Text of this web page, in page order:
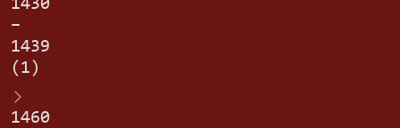
1430
–
1439
(1)
1460